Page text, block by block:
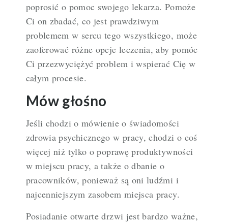
poprosić o pomoc swojego lekarza. Pomoże
Ci on zbadać, co jest prawdziwym
problemem w sercu tego wszystkiego, może
zaoferować różne opcje leczenia, aby pomóc
Ci przezwyciężyć problem i wspierać Cię w
całym procesie.
Mów głośno
Jeśli chodzi o mówienie o świadomości
zdrowia psychicznego w pracy, chodzi o coś
więcej niż tylko o poprawę produktywności
w miejscu pracy, a także o dbanie o
pracowników, ponieważ są oni ludźmi i
najcenniejszym zasobem miejsca pracy.
Posiadanie otwarte drzwi jest bardzo ważne,